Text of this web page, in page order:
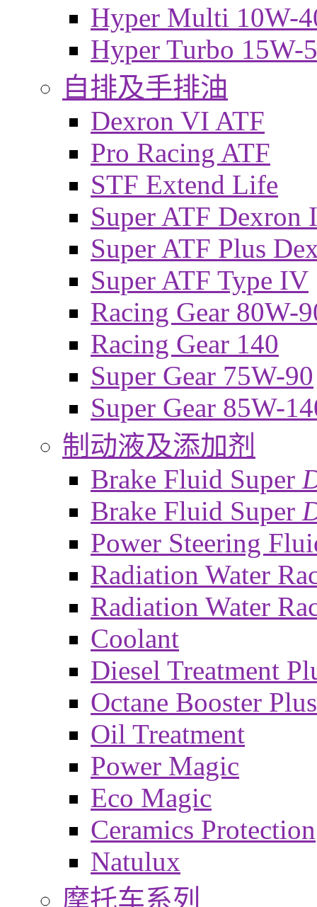
Hyper Multi 10W-
Hyper Turbo 15W-
自排及手排油
Dexron VI ATF
Pro Racing ATF
STF Extend Life
Super ATF Dexron
Super ATF Plus
Super ATF Type IV
Racing Gear 80W-
Racing Gear 140
Super Gear 75W-90
Super Gear 85W-
制动液及添加剂
Brake Fluid Super
Brake Fluid Super
Power Steering
Radiation Water
Radiation Water
Coolant
Diesel Treatment
Octane Booster Plus
Oil Treatment
Power Magic
Eco Magic
Ceramics Protection
Natulux
摩托车系列